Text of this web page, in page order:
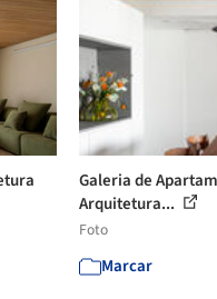
Galeria de
Arquitetura...
Foto
Marcar